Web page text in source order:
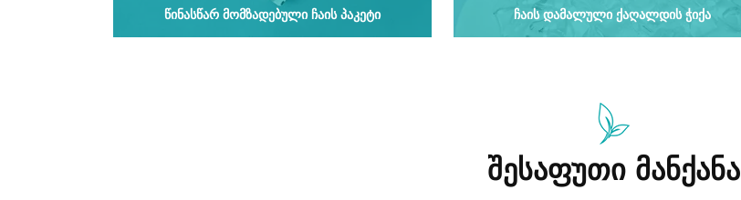
ᲬᲘᲜᲐᲡᲬᲐᲠ ᲛᲝᲛᲖᲐᲓᲔᲑᲣᲚᲘ ᲩᲐᲘᲡ ᲞᲐᲙᲔᲢᲘ ᲩᲐᲘᲡ ᲓᲐᲛᲐᲚᲣᲚᲘ ᲥᲐᲦᲐᲚᲓᲘᲡ ᲭᲘᲥᲐ
ᲨᲔᲡᲐᲤᲣᲗᲘ ᲛᲐᲜᲥᲐᲜᲐ